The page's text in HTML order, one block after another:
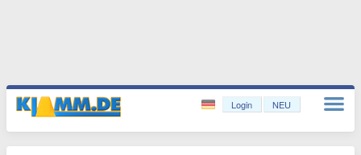
Login NEU